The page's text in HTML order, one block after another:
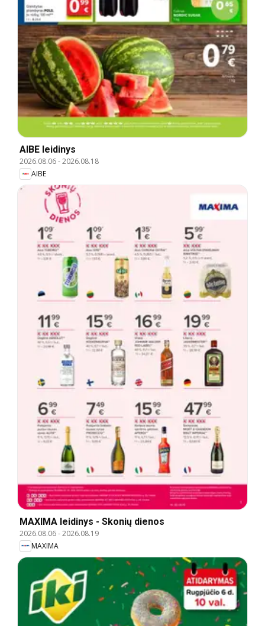
AIBE leidinys
2026.08.06-2026.08.18
AIBE
MAXIMA leidinys - Skonių dienos
2026.08.06-2026.08.19
MAXIMA